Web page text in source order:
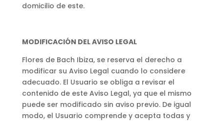
domicilio de este.
MODIFICACIÓN DEL AVISO LEGAL
Flores de Bach Ibiza, se reserva el derecho a
modificar su Aviso Legal cuando lo considere
adecuado. El Usuario se obliga a revisar el
contenido de este Aviso Legal, ya que el mismo
puede ser modificado sin aviso previo. De igual
modo, el Usuario comprende y acepta todas y